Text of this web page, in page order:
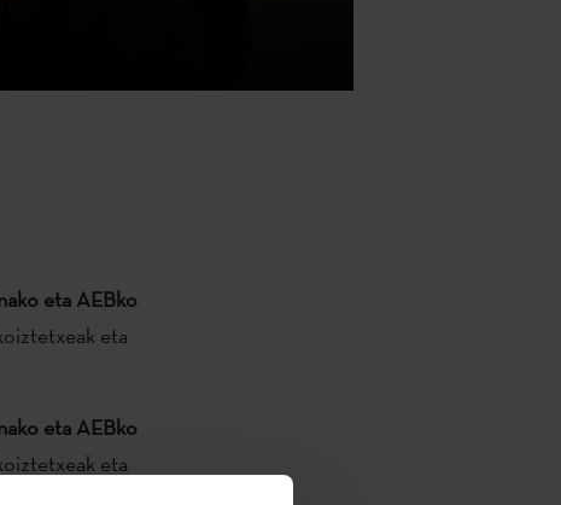
eta AEBko
eta
eta AEBko
eta